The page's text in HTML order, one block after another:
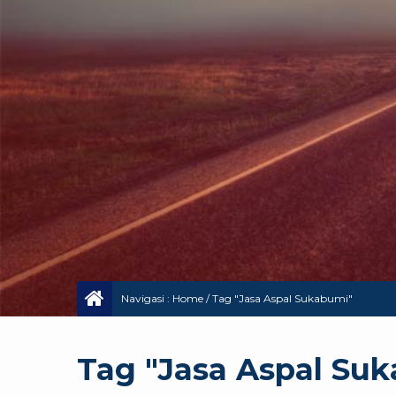
Navigasi : Home /Tag "Jasa Aspal Sukabumi"
Tag "Jasa Aspal